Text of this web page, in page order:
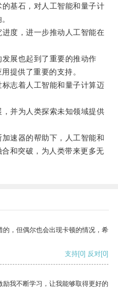
基石，对人工智能和量子计
度，进一步推动人工智能在
展也起到了重要的推动作
提供了重要的支持。
志着人工智能和量子计算迈
并为人类探索未知领域提供
速器的帮助下，人工智能和
和突破，为人类带来更多无
，但偶尔也会出现卡顿的情况，希
支持[0] 反对[0]
我不断学习，让我能够取得更好的